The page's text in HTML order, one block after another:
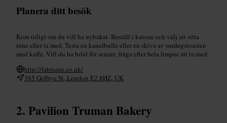
Planera ditt besök
Kom tidigt om du vill ha nybakat. Beställ i kassan och välj att sitta
inne eller ta med. Testa en kanelbulle eller en skiva av surdegstoasten
med kaffe. Vill du ha bröd för senare, fråga efter hela limpor att ta med.
http://fabrique.co.uk/
385 Geffrye St, London E2 8HZ, UK
Pavilion Truman Bakery